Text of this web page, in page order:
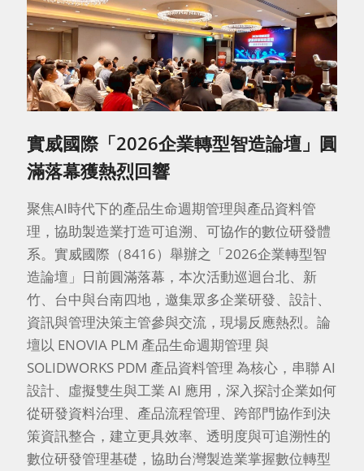
實威國際「2026企業轉型智造論壇」圓
滿落幕獲熱烈回響
聚焦AI時代下的產品生命週期管理與產品資料管
理，協助製造業打造可追溯、可協作的數位研發體
系。實威國際（8416）舉辦之「2026企業轉型智
造論壇」日前圓滿落幕，本次活動巡迴台北、新
竹、台中與台南四地，邀集眾多企業研發、設計、
資訊與管理決策主管參與交流，現場反應熱烈。論
壇以 ENOVIA PLM 產品生命週期管理 與
SOLIDWORKS PDM 產品資料管理 為核心，串聯 AI
設計、虛擬雙生與工業 AI 應用，深入探討企業如何
從研發資料治理、產品流程管理、跨部門協作到決
策資訊整合，建立更具效率、透明度與可追溯性的
數位研發管理基礎，協助台灣製造業掌握數位轉型